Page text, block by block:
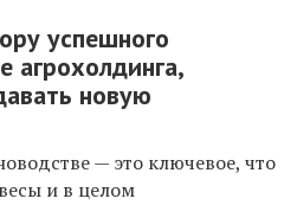
успешного
агрохолдинга,
новую
— это ключевое, что
и в целом